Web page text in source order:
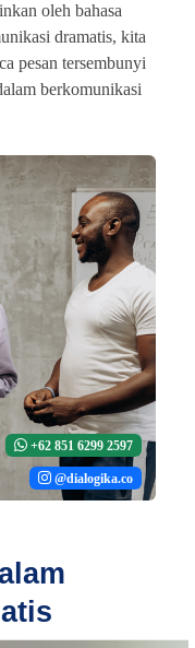
oleh bahasa
dramatis, kita
pesan tersembunyi
berkomunikasi
+62 851 6299 2597
@dialogika.co